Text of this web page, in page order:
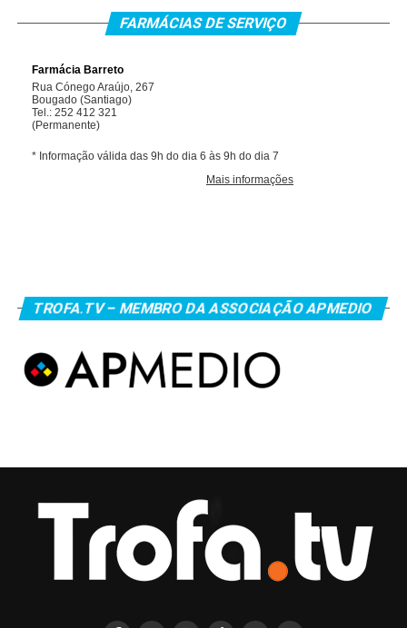
FARMÁCIAS DE SERVIÇO
TROFA.TV – MEMBRO DA ASSOCIAÇÃO APMEDIO